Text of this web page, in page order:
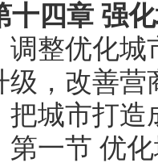
四章 强
优化城市
级，改善营
把城市打造
节 优化